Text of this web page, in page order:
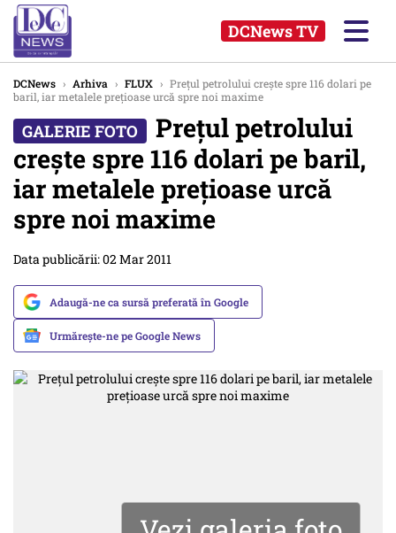
DCNews TV
DCNews › Arhiva › FLUX › Preţul petrolului creşte spre 116 dolari pe
baril, iar metalele preţioase urcă spre noi maxime
Preţul petrolului
creşte spre 116 dolari pe baril,
iar metalele preţioase urcă
spre noi maxime
Data publicării: 02 Mar 2011
Adaugă-ne ca sursă preferată în Google
Urmărește-ne pe Google News